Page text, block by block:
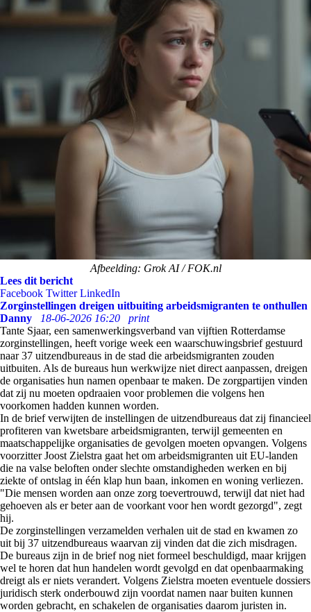
Afbeelding: Grok AI / FOK.nl
Lees dit bericht
Facebook Twitter LinkedIn
Zorginstellingen dreigen uitbuiting arbeidsmigranten te onthullen
Danny
18-06-2026 16:20
print
Tante Sjaar, een samenwerkingsverband van vijftien Rotterdamse
zorginstellingen, heeft vorige week een waarschuwingsbrief gestuurd
naar 37 uitzendbureaus in de stad die arbeidsmigranten zouden
uitbuiten. Als de bureaus hun werkwijze niet direct aanpassen, dreigen
de organisaties hun namen openbaar te maken. De zorgpartijen vinden
dat zij nu moeten opdraaien voor problemen die volgens hen
voorkomen hadden kunnen worden.
In de brief verwijten de instellingen de uitzendbureaus dat zij financieel
profiteren van kwetsbare arbeidsmigranten, terwijl gemeenten en
maatschappelijke organisaties de gevolgen moeten opvangen. Volgens
voorzitter Joost Zielstra gaat het om arbeidsmigranten uit EU-landen
die na valse beloften onder slechte omstandigheden werken en bij
ziekte of ontslag in één klap hun baan, inkomen en woning verliezen.
"Die mensen worden aan onze zorg toevertrouwd, terwijl dat niet had
gehoeven als er beter aan de voorkant voor hen wordt gezorgd", zegt
hij.
De zorginstellingen verzamelden verhalen uit de stad en kwamen zo
uit bij 37 uitzendbureaus waarvan zij vinden dat die zich misdragen.
De bureaus zijn in de brief nog niet formeel beschuldigd, maar krijgen
wel te horen dat hun handelen wordt gevolgd en dat openbaarmaking
dreigt als er niets verandert. Volgens Zielstra moeten eventuele dossiers
juridisch sterk onderbouwd zijn voordat namen naar buiten kunnen
worden gebracht, en schakelen de organisaties daarom juristen in.